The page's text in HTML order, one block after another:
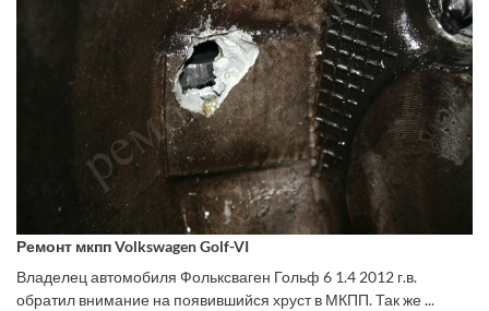
Ремонт мкпп Volkswagen Golf-VI
Владелец автомобиля Фольксваген Гольф 6 1.4 2012 г.в.
обратил внимание на появившийся хруст в МКПП. Так же ...